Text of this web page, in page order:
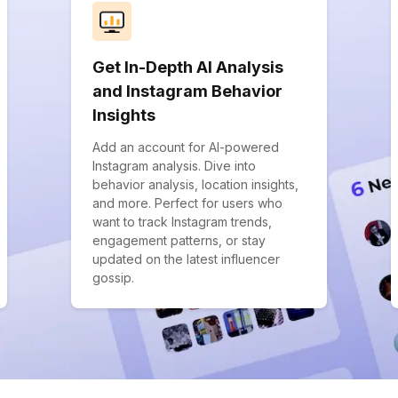
Get In-Depth AI Analysis
and Instagram Behavior
Insights
Add an account for AI-powered
Instagram analysis. Dive into
behavior analysis, location insights,
and more. Perfect for users who
want to track Instagram trends,
engagement patterns, or stay
updated on the latest influencer
gossip.